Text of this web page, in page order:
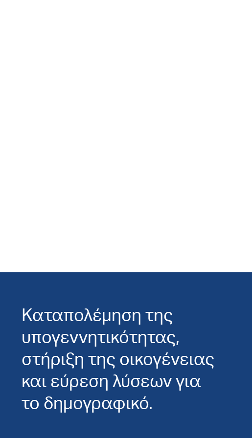
Καταπολέμηση της
υπογεννητικότητας,
στήριξη της οικογένειας
και εύρεση λύσεων για
το δημογραφικό.